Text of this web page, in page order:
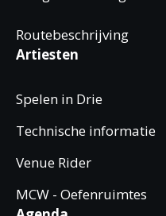
Routebeschrijving
Artiesten
Spelen in Drie
Technische informatie
Venue Rider
MCW - Oefenruimtes